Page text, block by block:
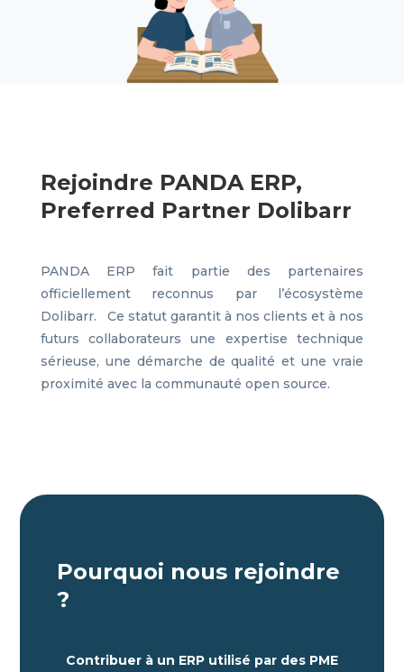
Rejoindre PANDA ERP,
Preferred Partner Dolibarr
PANDA ERP fait partie des partenaires
officiellement reconnus par l’écosystème
Dolibarr. Ce statut garantit à nos clients et à nos
futurs collaborateurs une expertise technique
sérieuse, une démarche de qualité et une vraie
proximité avec la communauté open source.
Pourquoi nous rejoindre
?
Contribuer à un ERP utilisé par des PME